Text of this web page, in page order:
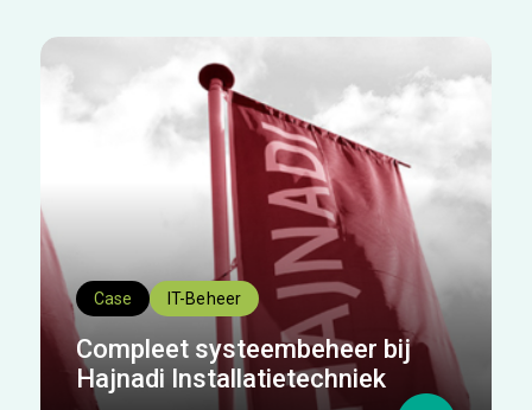
Case IT-Beheer
Compleet systeembeheer bij
Hajnadi Installatietechniek